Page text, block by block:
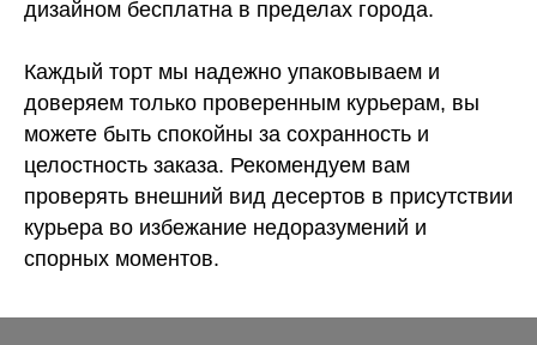
дизайном бесплатна в пределах города.
Каждый торт мы надежно упаковываем и
доверяем только проверенным курьерам, вы
можете быть спокойны за сохранность и
целостность заказа. Рекомендуем вам
проверять внешний вид десертов в присутствии
курьера во избежание недоразумений и
спорных моментов.